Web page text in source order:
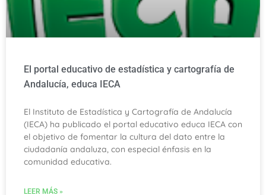
El portal educativo de estadística y cartografía de
Andalucía, educa IECA
El Instituto de Estadística y Cartografía de Andalucía
(IECA) ha publicado el portal educativo educa IECA con
el objetivo de fomentar la cultura del dato entre la
ciudadanía andaluza, con especial énfasis en la
comunidad educativa.
LEER MÁS »